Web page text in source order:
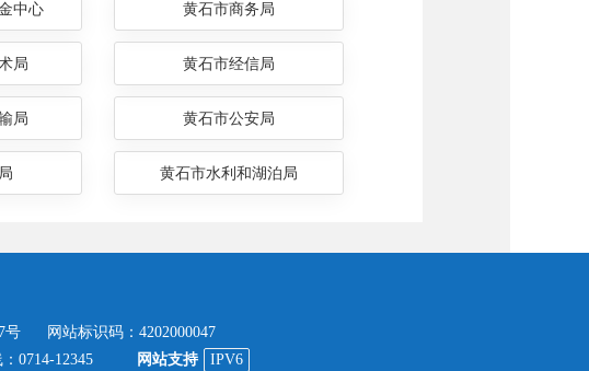
中心 黄石市商务局
局 黄石市经信局
局 黄石市公安局
黄石市水利和湖泊局
号
网站标识码：4202000047
0714-12345 网站支持 IPV6